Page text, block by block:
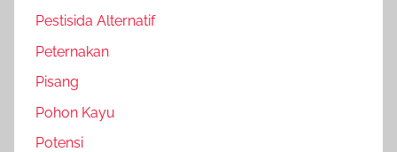
Pestisida Alternatif
Peternakan
Pisang
Pohon Kayu
Potensi